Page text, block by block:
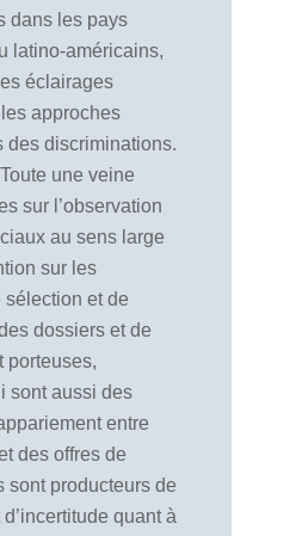
dans les pays
latino-américains,
éclairages
approches
des discriminations.
une veine
sur l’observation
au sens large
sur les
sélection et de
dossiers et de
porteuses,
sont aussi des
entre
des offres de
sont producteurs de
quant à